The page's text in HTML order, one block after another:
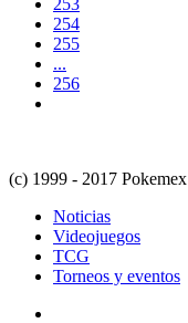
254
255
...
256
(c) 1999 - 2017 Pokemex
Noticias
Videojuegos
TCG
Torneos y eventos